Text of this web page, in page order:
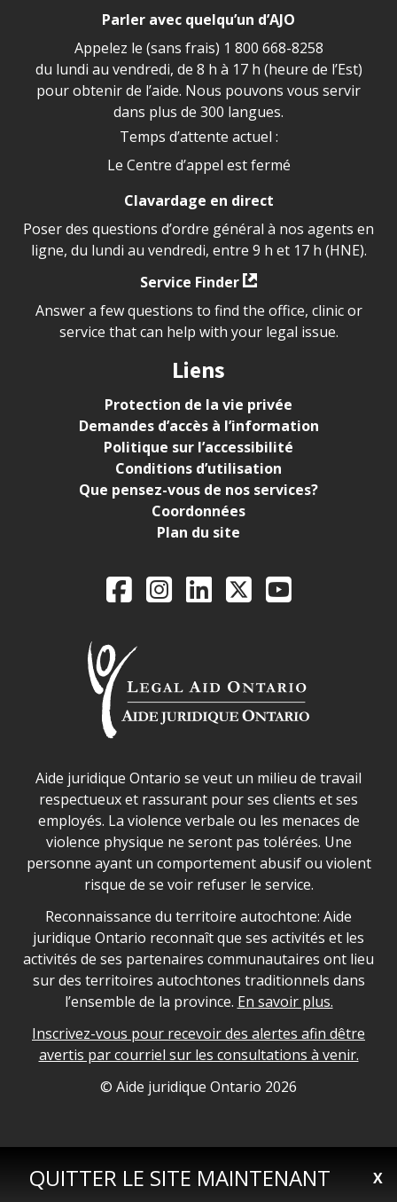
QUITTER LE SITE MAINTENANT X
Parler avec quelqu’un d’AJO
Appelez le (sans frais) 1 800 668-8258
du lundi au vendredi, de 8 h à 17 h (heure de l’Est)
pour obtenir de l’aide. Nous pouvons vous servir
dans plus de 300 langues.
Temps d’attente actuel :
Le Centre d’appel est fermé
Clavardage en direct
Poser des questions d’ordre général à nos agents en
ligne, du lundi au vendredi, entre 9 h et 17 h (HNE).
Service Finder
Answer a few questions to find the office, clinic or
service that can help with your legal issue.
Liens
Protection de la vie privée
Demandes d’accès à l’information
Politique sur l’accessibilité
Conditions d’utilisation
Que pensez-vous de nos services?
Coordonnées
Plan du site
Legal Aid Ontario
FacebookInstagram
LinkedIn
X YouTube
Déclaration sur la sécurité dans les locaux d'AJO.
Aide juridique Ontario se veut un milieu de travail
respectueux et rassurant pour ses clients et ses
employés. La violence verbale ou les menaces de
violence physique ne seront pas tolérées. Une
personne ayant un comportement abusif ou violent
risque de se voir refuser le service.
Legal Aid Ontario land acknowledgement
Reconnaissance du territoire autochtone: Aide
juridique Ontario reconnaît que ses activités et les
activités de ses partenaires communautaires ont lieu
sur des territoires autochtones traditionnels dans
l’ensemble de la province. En savoir plus.
Inscrivez-vous pour recevoir des alertes afin dêtre
avertis par courriel sur les consultations à venir.
Legal Aid Ontario copyright information
© Aide juridique Ontario 2026